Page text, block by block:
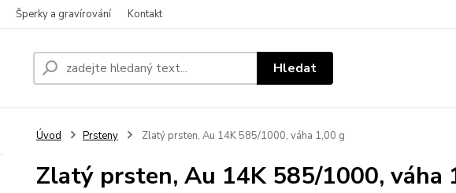
Šperky a gravírování Kontakt
Hledat
Úvod Prsteny Zlatý prsten, Au 14K 585/1000, váha 1,00 g
Zlatý prsten, Au 14K 585/1000, váha